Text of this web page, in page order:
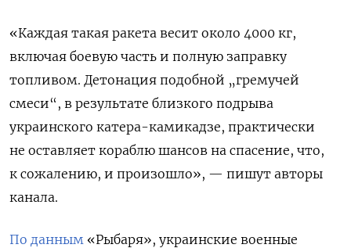
«Каждая такая ракета весит около 4000 кг,
включая боевую часть и полную заправку
топливом. Детонация подобной „гремучей
смеси“, в результате близкого подрыва
украинского катера-камикадзе, практически
не оставляет кораблю шансов на спасение, что,
к сожалению, и произошло», — пишут авторы
канала.
По данным «Рыбаря», украинские военные